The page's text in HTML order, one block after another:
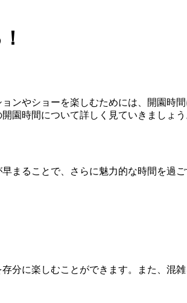
ンやショーを楽しむためには、開園時
園時間について詳しく見ていきましょう
まることで、さらに魅力的な時間を過
分に楽しむことができます。また、混